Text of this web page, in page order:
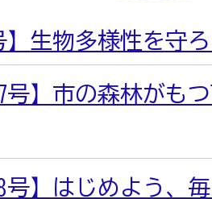
】生物多様性を守
号】市の森林がも
号】はじめよう、